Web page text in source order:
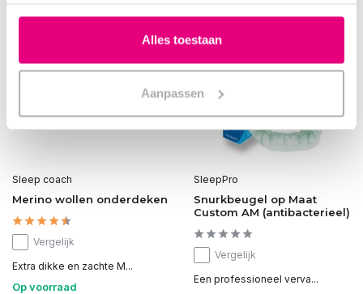
Alles toestaan
Aanpassen
Sleep coach
Merino wollen onderdeken
Vergelijk
Extra dikke en zachte M...
Op voorraad
SleepPro
Snurkbeugel op Maat
Custom AM (antibacterieel)
Vergelijk
Een professioneel verva...